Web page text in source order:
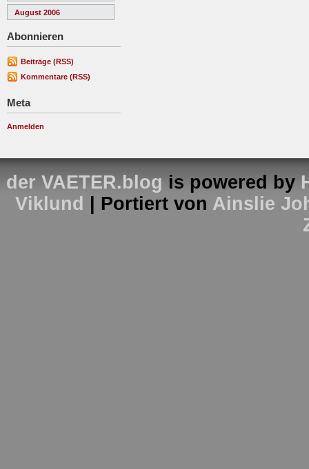
August 2006
Abonnieren
Beiträge (RSS)
Kommentare (RSS)
Meta
Anmelden
der VAETER.blog is powered by
Viklund
| Portiert von Ainslie